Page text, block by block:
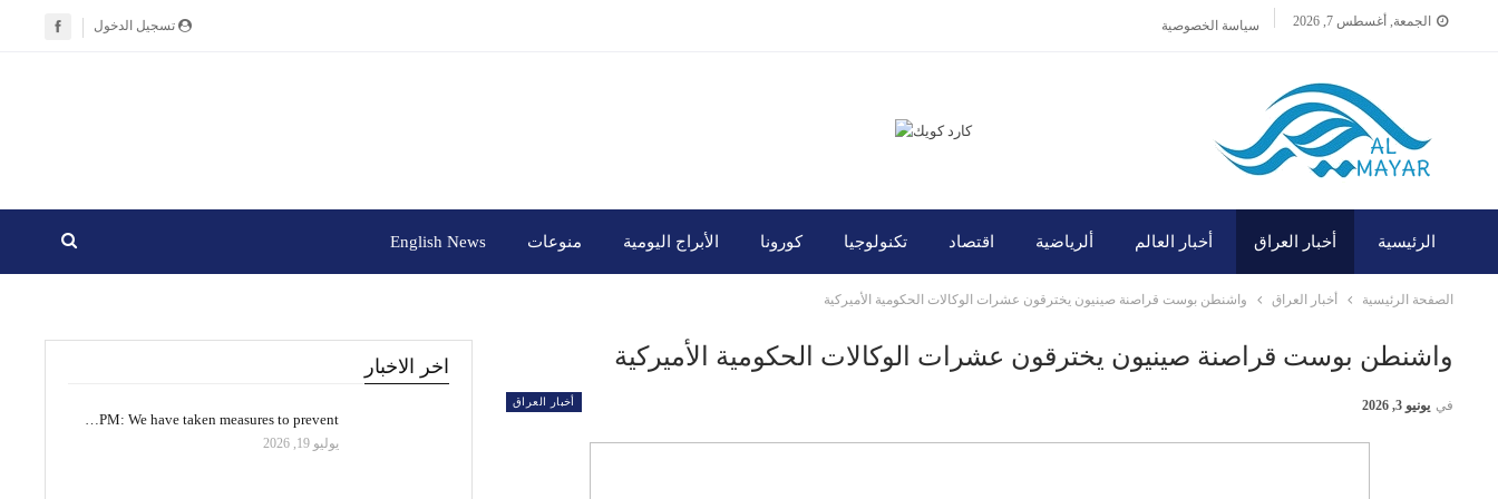
تسجيل الدخول الجمعة, أغسطس 7, 2026 سياسة الخصوصية
الرئيسية أخبار العراق أخبار العالم ألرياضية اقتصاد تكنولوجيا كورونا الأبراج اليومية منوعات English News
الصفحة الرئيسية أخبار العراق واشنطن بوست قراصنة صينيون يخترقون عشرات الوكالات الحكومية الأميركية
واشنطن بوست قراصنة صينيون يخترقون عشرات الوكالات الحكومية الأميركية
أخبار العراق في يونيو 3, 2026
اخر الاخبار
PM: We have taken measures to prevent…
يوليو 19, 2026